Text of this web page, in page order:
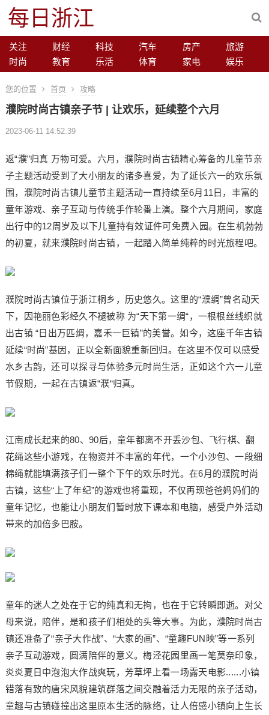
每日浙江
关注 财经 科技 汽车 房产
旅游
时尚
教育 乐活 体育 家电 娱乐
您的位置 首页 攻略
濮院时尚古镇亲子节 | 让欢乐，延续整个六月
2023-06-11 14:52:39
返“濮”归真 万物可爱。六月，濮院时尚古镇精心筹备的儿童节亲
子主题活动受到了大小朋友的诸多喜爱，为了延长六一的欢乐氛
围，濮院时尚古镇儿童节主题活动一直持续至6月11日，丰富的
童年游戏、亲子互动与传统手作轮番上演。整个六月期间，家庭
出行中的12周岁及以下儿童持有效证件可免费入园。在生机勃勃
的初夏，就来濮院时尚古镇，一起踏入简单纯粹的时光旅程吧。
濮院时尚古镇位于浙江桐乡，历史悠久。这里的“濮绸”曾名动天
下，因艳丽色彩经久不褪被称 为“天下第一绸“，一根根丝线织就
出古镇 “日出万匹绸，嘉禾一巨镇”的美誉。如今，这座千年古镇
延续“时尚”基因，正以全新面貌重新回归。在这里不仅可以感受
水乡古韵，还可以探寻与体验多元时尚生活，正如这个六一儿童
节假期，一起在古镇返“濮“归真。
江南成长起来的80、90后，童年都离不开丢沙包、飞行棋、翻
花绳这些小游戏，在物资并不丰富的年代，一个小沙包、一段细
棉绳就能填满孩子们一整个下午的欢乐时光。在6月的濮院时尚
古镇，这些“上了年纪”的游戏也将重现，不仅再现爸爸妈妈们的
童年记忆，也能让小朋友们暂时放下课本和电脑，感受户外活动
带来的加倍多巴胺。
童年的迷人之处在于它的纯真和无拘，也在于它转瞬即逝。对父
母来说，陪伴，是和孩子们相处的头等大事。为此，濮院时尚古
镇还准备了“亲子大作战”、“大家的画”、“童趣FUN映”等一系列
亲子互动游戏，圆满陪伴的意义。梅泾花园里画一笔莫奈印象，
炎炎夏日中泡泡大作战爽玩，芳草坪上看一场露天电影......小镇
错落有致的唐宋风貌建筑群落之间交融着活力无限的亲子活动，
童趣与古镇碰撞出这里原本生活的脉络，让人倍感小镇向上生长